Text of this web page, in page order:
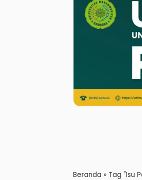
Beranda » Tag "Isu